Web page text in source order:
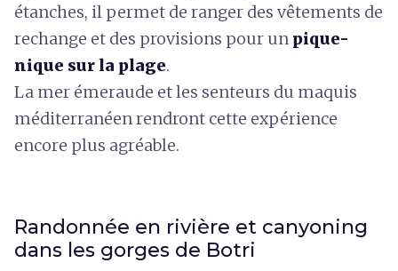
étanches, il permet de ranger des vêtements de
rechange et des provisions pour un pique-
nique sur la plage.
La mer émeraude et les senteurs du maquis
méditerranéen rendront cette expérience
encore plus agréable.
Randonnée en rivière et canyoning
dans les gorges de Botri